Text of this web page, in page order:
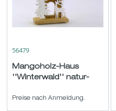
56479
Mangoholz-Haus
''Winterwald'' natur-
Preise nach Anmeldung.